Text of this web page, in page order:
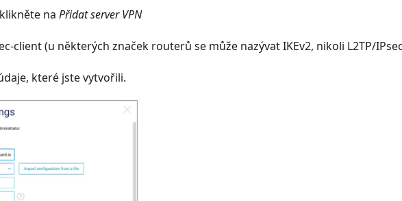
na Přidat server VPN
client (u některých značek routerů se může nazývat IKEv2, nikoli L2TP/
které jste vytvořili.